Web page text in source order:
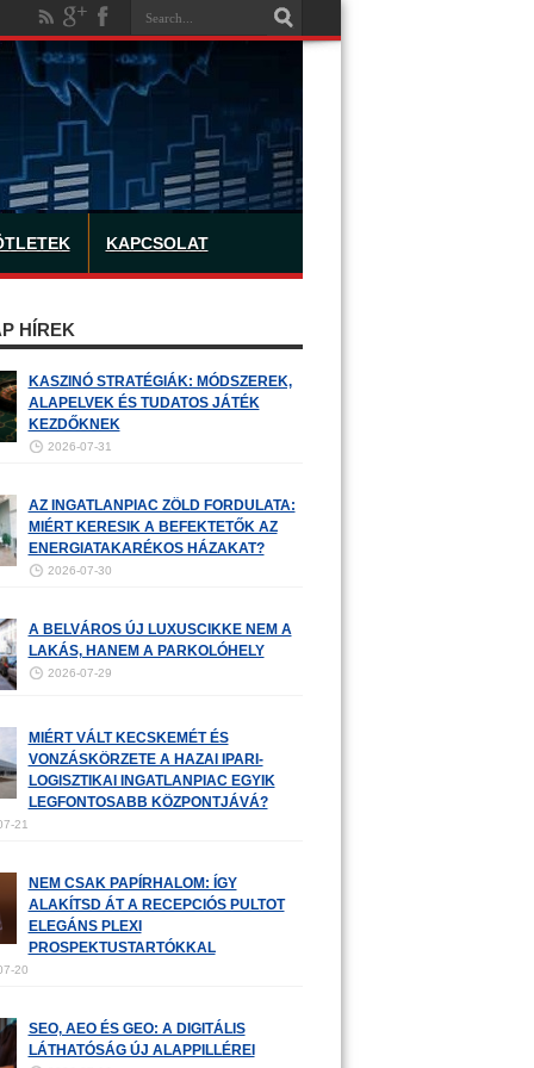
KAPCSOLAT
HÍREK
KASZINÓ STRATÉGIÁK: MÓDSZEREK,
ALAPELVEK ÉS TUDATOS JÁTÉK
KEZDŐKNEK
2026-07-31
AZ INGATLANPIAC ZÖLD FORDULATA:
MIÉRT KERESIK A BEFEKTETŐK AZ
ENERGIATAKARÉKOS HÁZAKAT?
2026-07-30
A BELVÁROS ÚJ LUXUSCIKKE NEM A
LAKÁS, HANEM A PARKOLÓHELY
2026-07-29
MIÉRT VÁLT KECSKEMÉT ÉS
VONZÁSKÖRZETE A HAZAI IPARI-
LOGISZTIKAI INGATLANPIAC EGYIK
LEGFONTOSABB KÖZPONTJÁVÁ?
21
NEM CSAK PAPÍRHALOM: ÍGY
ALAKÍTSD ÁT A RECEPCIÓS PULTOT
ELEGÁNS PLEXI
PROSPEKTUSTARTÓKKAL
20
SEO, AEO ÉS GEO: A DIGITÁLIS
LÁTHATÓSÁG ÚJ ALAPPILLÉREI